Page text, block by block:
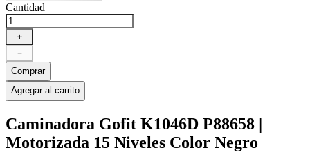
Cantidad
＋
－
Comprar
Agregar al carrito
Caminadora Gofit K1046D P88658 |
Motorizada 15 Niveles Color Negro